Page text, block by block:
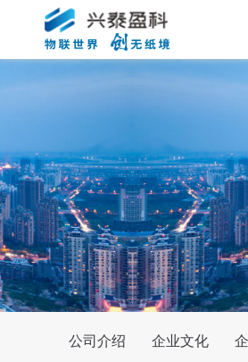
公司介绍 企业文化